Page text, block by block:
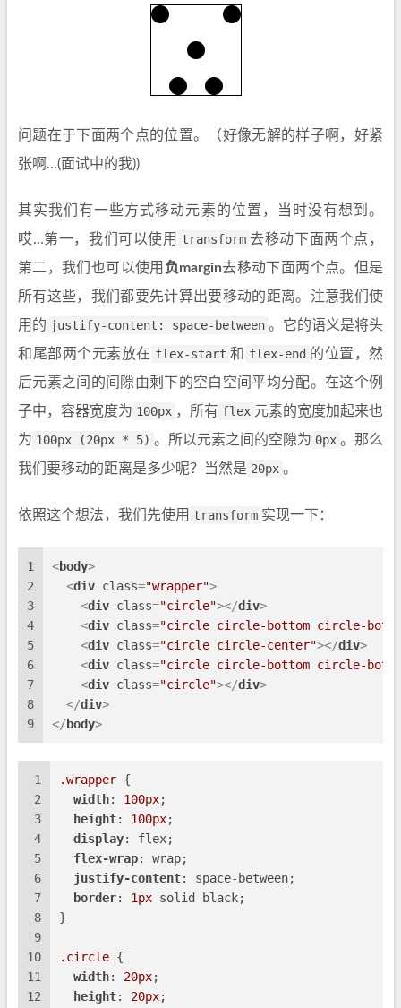
问题在于下面两个点的位置。（好像无解的样子啊，好紧
张啊…(面试中的我))
其实我们有一些方式移动元素的位置，当时没有想到。
哎…第一，我们可以使用 transform 去移动下面两个点，
第二，我们也可以使用 负margin去移动下面两个点。但是
所有这些，我们都要先计算出要移动的距离。注意我们使
用的 justify-content: space-between 。它的语义是将头
和尾部两个元素放在 flex-start 和 flex-end 的位置，然
后元素之间的间隙由剩下的空白空间平均分配。在这个例
子中，容器宽度为 100px ，所有 flex 元素的宽度加起来也
为 100px (20px * 5) 。所以元素之间的空隙为 0px 。那么
我们要移动的距离是多少呢？当然是 20px 。
依照这个想法，我们先使用 transform 实现一下：
1
2
3
4
5
6
7
8
9
<body>
<div class="wrapper">
<div class="circle"></div>
<div class="circle circle-bottom circle-
<div class="circle circle-center"></div>
<div class="circle circle-bottom circle-
<div class="circle"></div>
</div>
</ body>
1
2
3
4
5
6
7
8
9
10
11
12
.wrapper {
width: 100px;
height: 100px;
display: flex;
flex-wrap: wrap;
justify-content: space-between;
border: 1px solid black;
}
.circle {
width: 20px;
height: 20px;